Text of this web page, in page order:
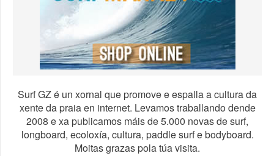
Surf GZ é un xornal que promove e espalla a cultura da
xente da praia en internet. Levamos traballando dende
2008 e xa publicamos máis de 5.000 novas de surf,
longboard, ecoloxía, cultura, paddle surf e bodyboard.
Moitas grazas pola túa visita.